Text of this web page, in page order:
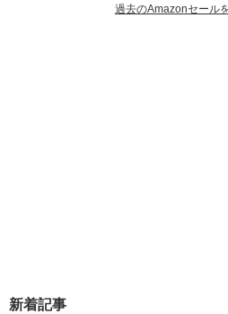
過去のAmazonセール
新着記事